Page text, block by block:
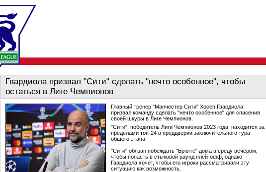
Гвардиола призвал "Сити" сделать "нечто особенное", чтобы
остаться в Лиге Чемпионов
Главный тренер "Манчестер Сити" Хосеп Гвардиола
призвал команду сделать "нечто особенное" для спасения
своей шкуры в Лиге Чемпионов.
"Сити", победитель Лиги Чемпионов 2023 года, находится за
пределами топ-24 в преддверии заключительного тура
общего этапа.
"Сити" обязан побеждать "Брюгге" дома в среду вечером,
чтобы попасть в стыковой раунд плей-офф, однако
Гвардиола хочет, чтобы его игроки рассматривали эту
ситуацию как возможность.